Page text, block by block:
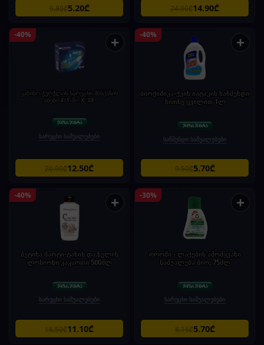
9.80₾5.20₾ 24.90₾14.90₾
-40% +
კაზინო-ჭურჭლის სარეცხი მანქანის
აბები 4/1-ში. X 30.
სარეცხი საშუალებები
20.90₾12.50₾
-40% +
ბიოქიმიკა-ქვის იატაკის საწმენდი
სითხე ცვილით 1ლ
საწმენდი საშუალებები
9.50₾5.70₾
-40% +
ბეტინა ბარტი-ტანის და ხელის
ლოსიონი კაკაოთი 500მლ
სარეცხი საშუალებები
18.50₾11.10₾
-30% +
ფროში - ლაქების ამომყვანი
საშუალება ბიო, 75მლ
სარეცხი საშუალებები
8.15₾5.70₾